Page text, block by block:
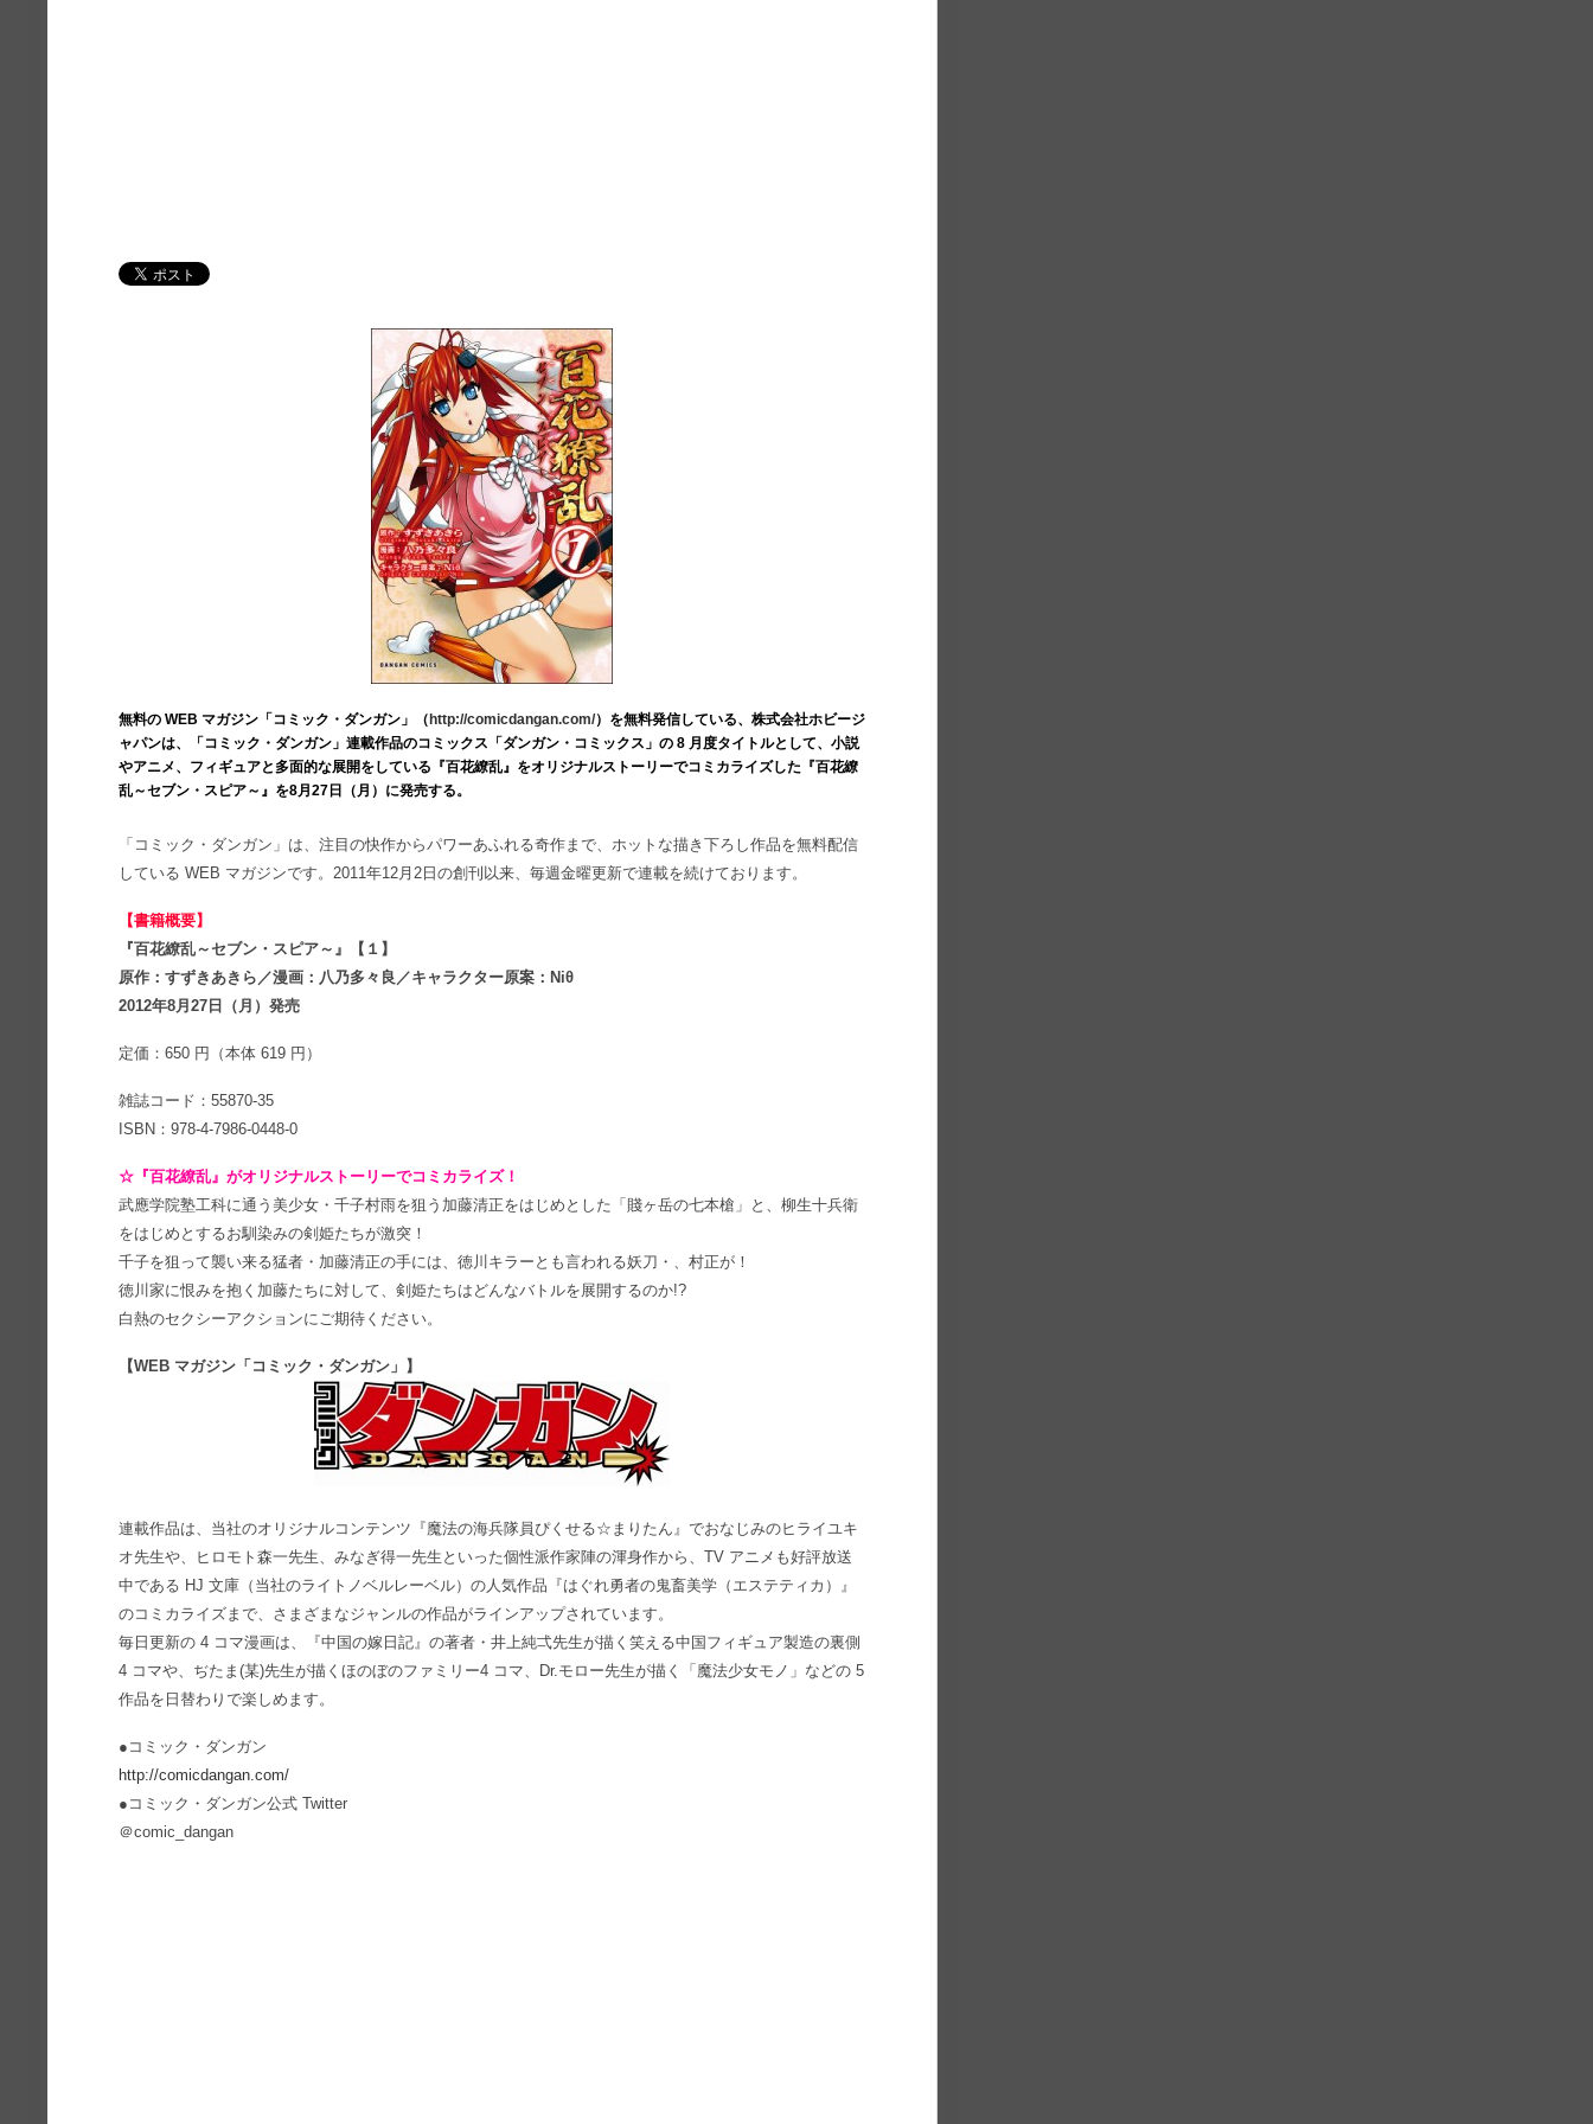
無料の WEB マガジン「コミック・ダンガン」（ http://comicdangan.com/）を無料発信している、株式会社ホビージ
ャパンは、「コミック・ダンガン」連載作品のコミックス「ダンガン・コミックス」の 8 月度タイトルとして、小説
やアニメ、フィギュアと多面的な展開をしている『百花繚乱』をオリジナルストーリーでコミカライズした『百花繚
乱～セブン・スピア～』を8月27日（月）に発売する。
「コミック・ダンガン」は、注目の快作からパワーあふれる奇作まで、ホットな描き下ろし作品を無料配信
している WEB マガジンです。2011年12月2日の創刊以来、毎週金曜更新で連載を続けております。
【書籍概要】
『百花繚乱～セブン・スピア～』【１】
原作：すずきあきら／漫画：八乃多々良／キャラクター原案：Niθ
2012年8月27日（月）発売
定価：650 円（本体 619 円）
雑誌コード：55870-35
ISBN：978-4-7986-0448-0
☆『百花繚乱』がオリジナルストーリーでコミカライズ！
武應学院塾工科に通う美少女・千子村雨を狙う加藤清正をはじめとした「賤ヶ岳の七本槍」と、柳生十兵衛
をはじめとするお馴染みの剣姫たちが激突！
千子を狙って襲い来る猛者・加藤清正の手には、徳川キラーとも言われる妖刀・、村正が！
徳川家に恨みを抱く加藤たちに対して、剣姫たちはどんなバトルを展開するのか!?
白熱のセクシーアクションにご期待ください。
【WEB マガジン「コミック・ダンガン」】
連載作品は、当社のオリジナルコンテンツ『魔法の海兵隊員ぴくせる☆まりたん』でおなじみのヒライユキ
オ先生や、ヒロモト森一先生、みなぎ得一先生といった個性派作家陣の渾身作から、TV アニメも好評放送
中である HJ 文庫（当社のライトノベルレーベル）の人気作品『はぐれ勇者の鬼畜美学（エステティカ）』
のコミカライズまで、さまざまなジャンルの作品がラインアップされています。
毎日更新の 4 コマ漫画は、『中国の嫁日記』の著者・井上純弌先生が描く笑える中国フィギュア製造の裏側
4 コマや、ぢたま(某)先生が描くほのぼのファミリー4 コマ、Dr.モロー先生が描く「魔法少女モノ」などの 5
作品を日替わりで楽しめます。
●コミック・ダンガン
http://comicdangan.com/
●コミック・ダンガン公式 Twitter
＠comic_dangan